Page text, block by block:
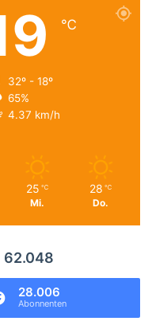
℃
32º - 18º
65%
4.37 km/h
25 ℃
Mi.
28 ℃
Do.
62.048
28.006
Abonnenten